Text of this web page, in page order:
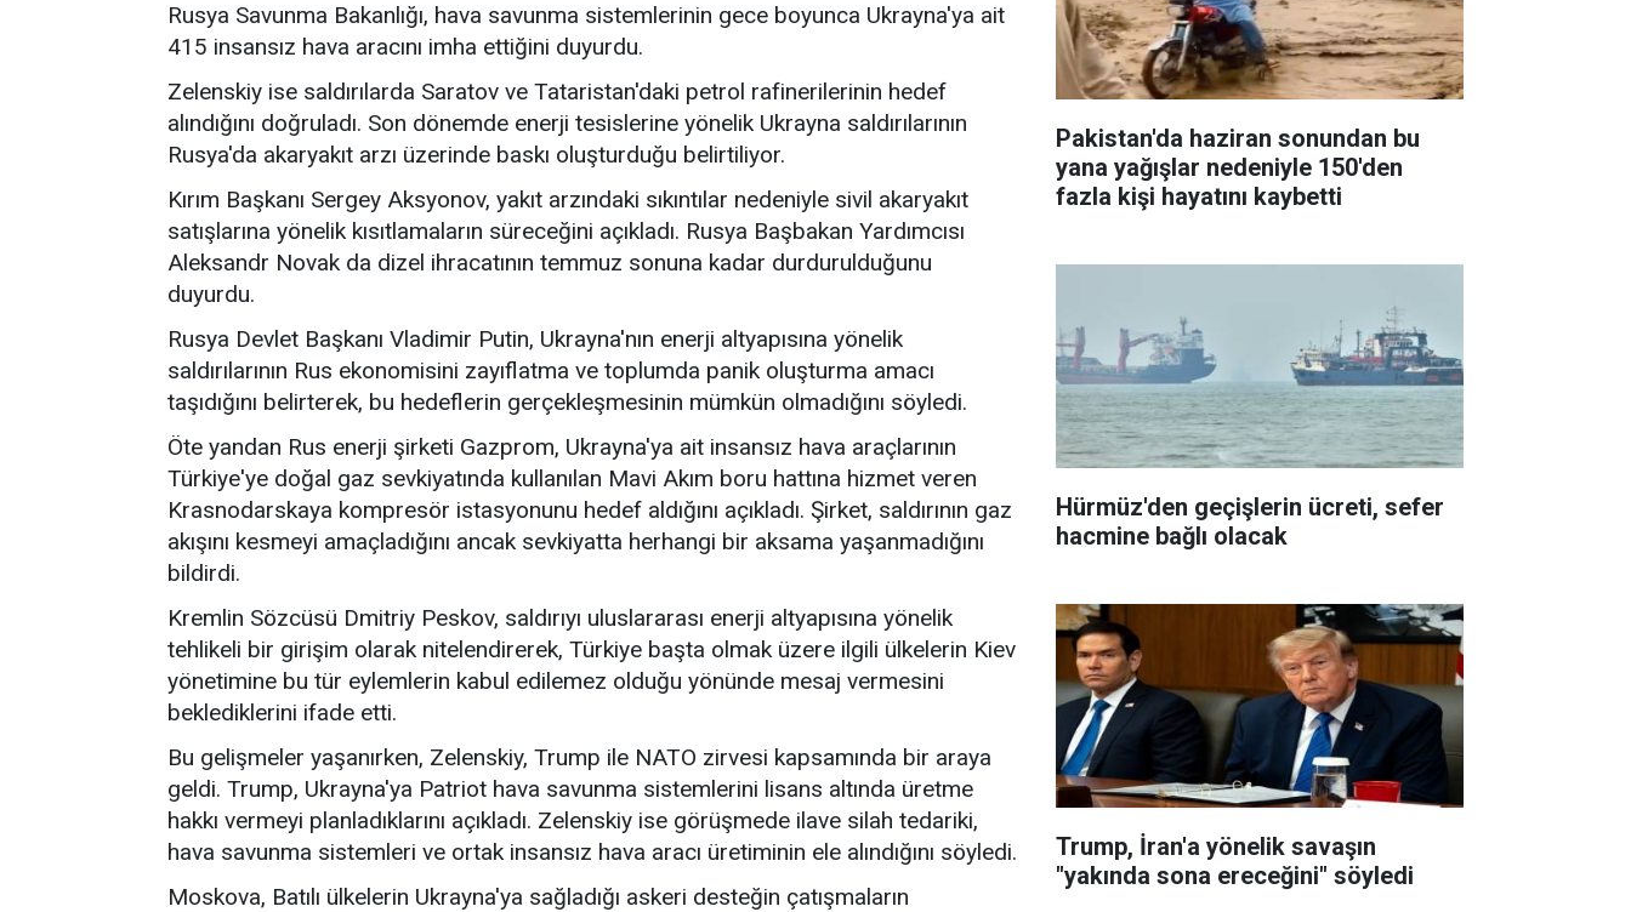
Rusya Savunma Bakanlığı, hava savunma sistemlerinin gece boyunca Ukrayna'ya ait
415 insansız hava aracını imha ettiğini duyurdu.
Zelenskiy ise saldırılarda Saratov ve Tataristan'daki petrol rafinerilerinin hedef
alındığını doğruladı. Son dönemde enerji tesislerine yönelik Ukrayna saldırılarının
Rusya'da akaryakıt arzı üzerinde baskı oluşturduğu belirtiliyor.
Kırım Başkanı Sergey Aksyonov, yakıt arzındaki sıkıntılar nedeniyle sivil akaryakıt
satışlarına yönelik kısıtlamaların süreceğini açıkladı. Rusya Başbakan Yardımcısı
Aleksandr Novak da dizel ihracatının temmuz sonuna kadar durdurulduğunu
duyurdu.
Rusya Devlet Başkanı Vladimir Putin, Ukrayna'nın enerji altyapısına yönelik
saldırılarının Rus ekonomisini zayıflatma ve toplumda panik oluşturma amacı
taşıdığını belirterek, bu hedeflerin gerçekleşmesinin mümkün olmadığını söyledi.
Öte yandan Rus enerji şirketi Gazprom, Ukrayna'ya ait insansız hava araçlarının
Türkiye'ye doğal gaz sevkiyatında kullanılan Mavi Akım boru hattına hizmet veren
Krasnodarskaya kompresör istasyonunu hedef aldığını açıkladı. Şirket, saldırının gaz
akışını kesmeyi amaçladığını ancak sevkiyatta herhangi bir aksama yaşanmadığını
bildirdi.
Kremlin Sözcüsü Dmitriy Peskov, saldırıyı uluslararası enerji altyapısına yönelik
tehlikeli bir girişim olarak nitelendirerek, Türkiye başta olmak üzere ilgili ülkelerin Kiev
yönetimine bu tür eylemlerin kabul edilemez olduğu yönünde mesaj vermesini
beklediklerini ifade etti.
Bu gelişmeler yaşanırken, Zelenskiy, Trump ile NATO zirvesi kapsamında bir araya
geldi. Trump, Ukrayna'ya Patriot hava savunma sistemlerini lisans altında üretme
hakkı vermeyi planladıklarını açıkladı. Zelenskiy ise görüşmede ilave silah tedariki,
hava savunma sistemleri ve ortak insansız hava aracı üretiminin ele alındığını söyledi.
Moskova, Batılı ülkelerin Ukrayna'ya sağladığı askeri desteğin çatışmaların
Pakistan'da haziran sonundan bu
yana yağışlar nedeniyle 150'den
fazla kişi hayatını kaybetti
Hürmüz'den geçişlerin ücreti, sefer
hacmine bağlı olacak
Trump, İran'a yönelik savaşın
"yakında sona ereceğini" söyledi